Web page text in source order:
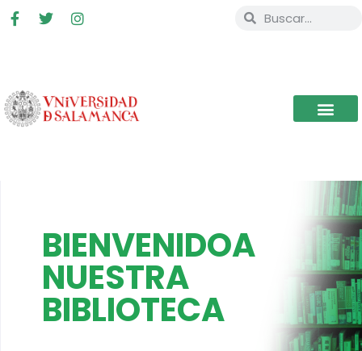
BIENVENIDOA
NUESTRA
BIBLIOTECA